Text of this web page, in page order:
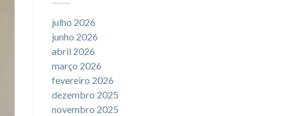
julho 2026
junho 2026
abril 2026
março 2026
fevereiro 2026
dezembro 2025
novembro 2025